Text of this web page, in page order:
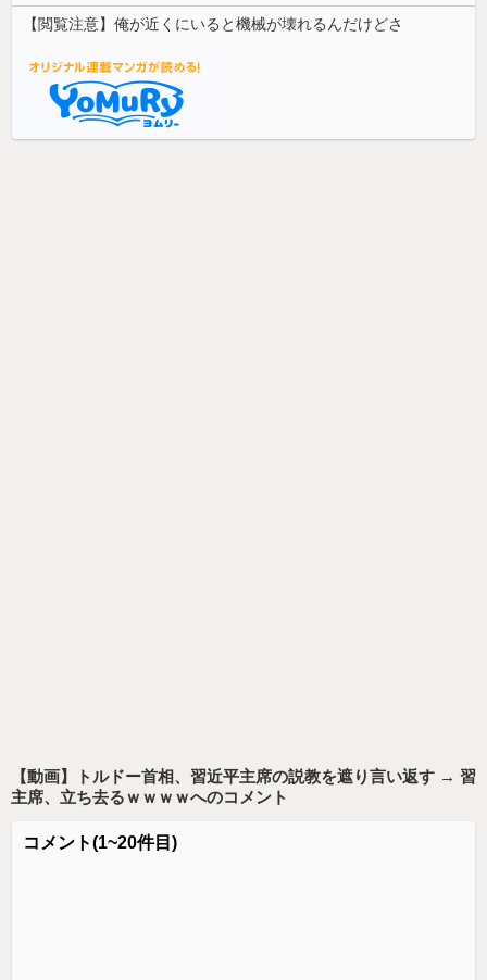
【閲覧注意】俺が近くにいると機械が壊れるんだけどさ
【動画】トルドー首相、習近平主席の説教を遮り言い返す → 習
主席、立ち去るｗｗｗｗへのコメント
コメント(1~20件目)